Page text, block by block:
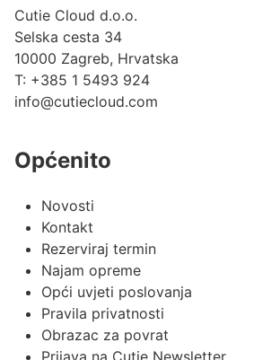
Cutie Cloud d.o.o.
Selska cesta 34
10000 Zagreb, Hrvatska
T: +385 1 5493 924
info@cutiecloud.com
Općenito
Novosti
Kontakt
Rezerviraj termin
Najam opreme
Opći uvjeti poslovanja
Pravila privatnosti
Obrazac za povrat